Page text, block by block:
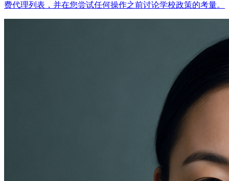
费代理列表，并在您尝试任何操作之前讨论学校政策的考量。